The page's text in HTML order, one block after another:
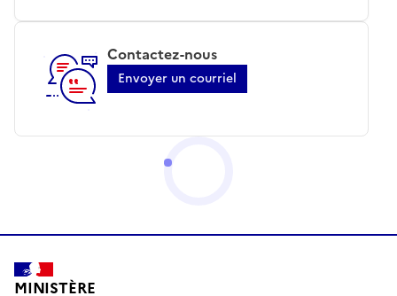
Contactez-nous
Envoyer un courriel
MINISTÈRE